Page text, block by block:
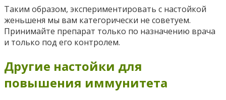
Таким образом, экспериментировать с настойкой
женьшеня мы вам категорически не советуем.
Принимайте препарат только по назначению врача
и только под его контролем.
Другие настойки для
повышения иммунитета